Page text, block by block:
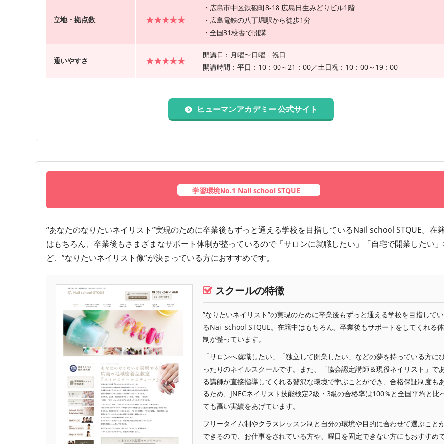
立地・拠点数 ★★★★★
・広島市中区鉄砲町8-18 広島日生みどりビル1階
・広島電鉄の八丁堀駅から徒歩1分
・全国31校舎で開講
通いやすさ ★★★★★
開講日：月曜〜日曜・祝日
開講時間：平日：10：00～21：00／土日祝：10：00～19：00
ヒューマンアカデミー 公式サイト
学習環境No.1 Nail school STQUE
“あなたのなりたいネイリスト”実現のために卒業後もずっと通える学校を目指しているNail school STQUE。在
はもちろん、卒業後もさまざまなサポート体制が整っているので「サロンに就職したい」「自宅で開業したい」
ど、”なりたいネイリスト像”が決まっている方におすすめです。
スクールの特徴
”なりたいネイリスト”の実現のために卒業後もずっと通える学校を目指してい
るNail school STQUE。在籍中はもちろん、卒業後もサポートをしてくれる体
制が整っています。
「サロンへ就職したい」「独立して開業したい」などの夢を持っている方に
ったりのネイルスクールです。また、「協会認定講師＆現役ネイリスト」で
る講師が直接指導してくれる贅沢な環境で学ぶことができ、合格保証制度も
るため、JNECネイリスト技能検定2級・3級の合格率は100％と全国平均と比
ても高い実績をあげています。
フリータイム制やクラスレッスン制と自分の環境や目的に合わせて選ぶこと
できるので、お仕事をされている方や、曜日を固定できない方にもおすすめ